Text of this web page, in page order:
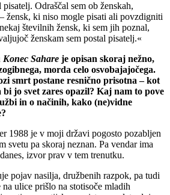
Odraščal sem ob ženskah,
žensk, ki niso mogle pisati ali povzdigniti
številnih žensk, ki sem jih poznal,
ženskam sem postal pisatelj.«
Konec Sahare je opisan skoraj nežno,
morda celo osvobajajočega.
smrt postane resnično prisotna – kot
jo svet zares opazil? Kaj nam to pove
in o načinih, kako (ne)vidne
1988 je v moji državi pogosto pozabljen
svetu pa skoraj neznan. Pa vendar ima
izvor prav v tem trenutku.
pojav nasilja, družbenih razpok, pa tudi
ulice prišlo na stotisoče mladih